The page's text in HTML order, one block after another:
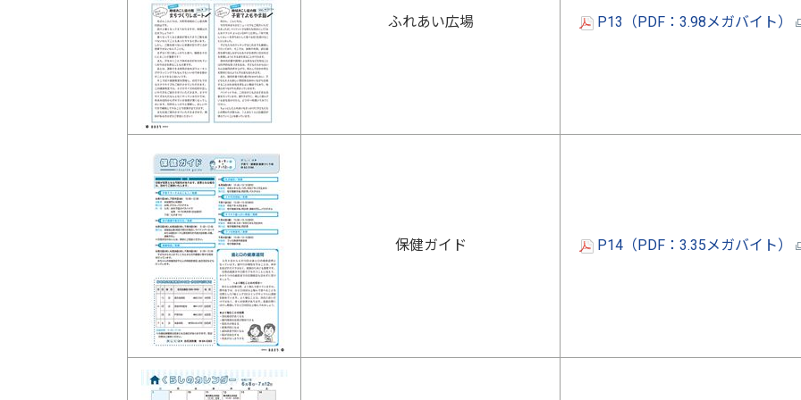
ふれあい広場 P13（PDF：3.98メガバイト）
保健ガイド P14（PDF：3.35メガバイト）